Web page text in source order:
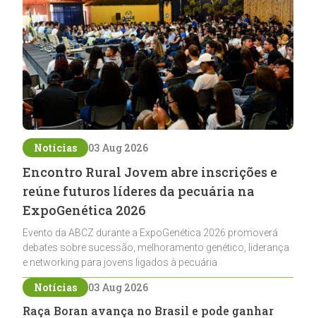
Notícias 03 Aug 2026
Encontro Rural Jovem abre inscrições e
reúne futuros líderes da pecuária na
ExpoGenética 2026
Evento da ABCZ durante a ExpoGenética 2026 promoverá
debates sobre sucessão, melhoramento genético, liderança
e networking para jovens ligados à pecuária
Notícias 03 Aug 2026
Raça Boran avança no Brasil e pode ganhar